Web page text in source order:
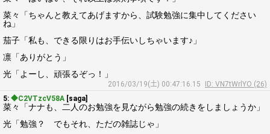
菜々「ちゃんと教えてあげますから、試験勉強に集中してください
ね」
茄子「私も、できる限りはお手伝いしちゃいます♪」
凛「ありがとう」
光「よーし、頑張るぞっ！」
2016/03/19(土) 00:47:16.15
ID: VN7tWrlYO (26)
5: ◆C2VTzcV58A [saga]
菜々「ナナも、二人のお勉強を見ながら勉強の続きをしましょうか」
光「勉強？ でもそれ、ただの雑誌じゃ」